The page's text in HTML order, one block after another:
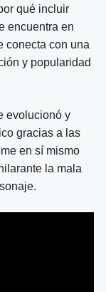
qué incluir
encuentra en
conecta con una
y popularidad
evolucionó y
gracias a las
en sí mismo
la mala